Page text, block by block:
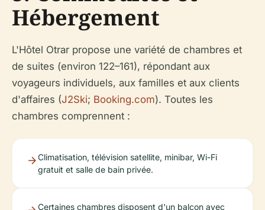
Hébergement
L'Hôtel Otrar propose une variété de chambres et
de suites (environ 122–161), répondant aux
voyageurs individuels, aux familles et aux clients
d'affaires (J2Ski; Booking.com). Toutes les
chambres comprennent :
Climatisation, télévision satellite, minibar, Wi-Fi
gratuit et salle de bain privée.
Certaines chambres disposent d'un balcon avec